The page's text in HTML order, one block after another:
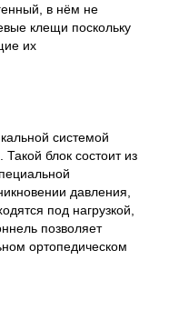
в нём не
клещи поскольку
их
системой
блок состоит из
давления,
под нагрузкой,
позволяет
ортопедическом